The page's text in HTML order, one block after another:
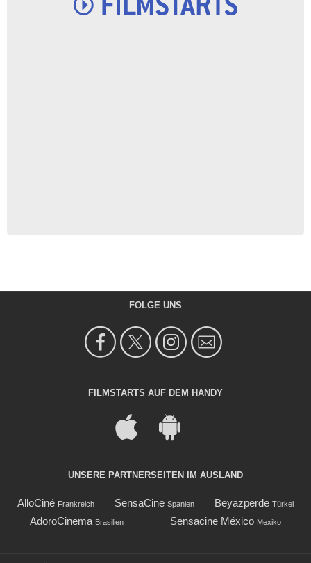
FOLGE UNS
FILMSTARTS AUF DEM HANDY
UNSERE PARTNERSEITEN IM AUSLAND
AlloCiné Frankreich SensaCine Spanien Beyazperde Türkei
AdoroCinema Brasilien Sensacine México Mexiko